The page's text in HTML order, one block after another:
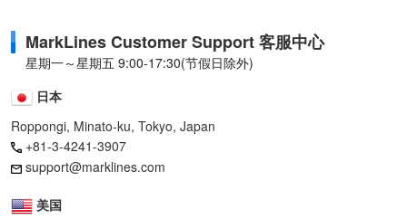
MarkLines Customer Support 客服中心
星期一～星期五 9:00-17:30(节假日除外)
日本
Roppongi, Minato-ku, Tokyo, Japan
+81-3-4241-3907
support@marklines.com
美国